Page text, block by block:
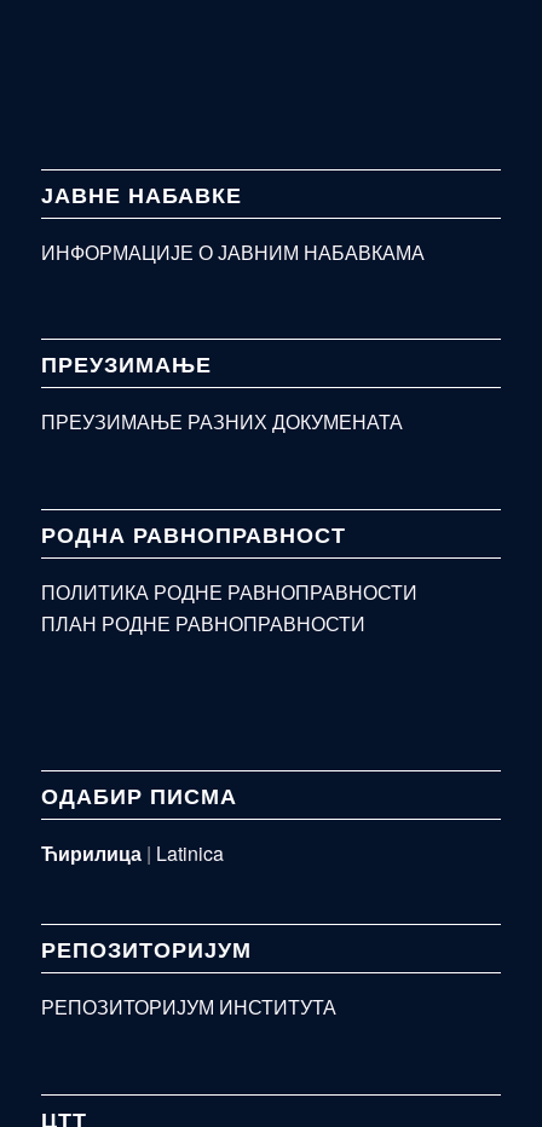
ЈАВНЕ НАБАВКЕ
ИНФОРМАЦИЈЕ О ЈАВНИМ НАБАВКАМА
ПРЕУЗИМАЊЕ
ПРЕУЗИМАЊЕ РАЗНИХ ДОКУМЕНАТА
РОДНА РАВНОПРАВНОСТ
ПОЛИТИКА РОДНЕ РАВНОПРАВНОСТИ
ПЛАН РОДНЕ РАВНОПРАВНОСТИ
ОДАБИР ПИСМА
Ћирилица| Latinica
РЕПОЗИТОРИЈУМ
РЕПОЗИТОРИЈУМ ИНСТИТУТА
ЦТТ